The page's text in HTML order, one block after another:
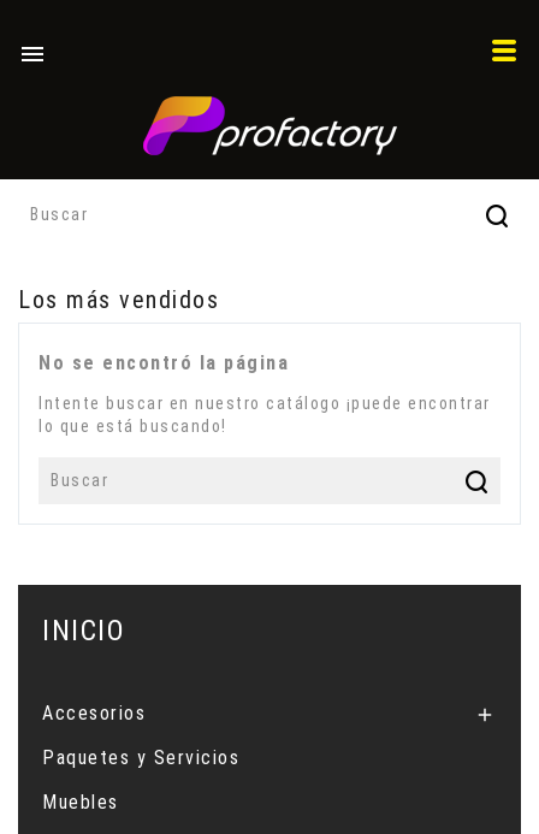

Los más vendidos
No se encontró la página
Intente buscar en nuestro catálogo ¡puede encontrar
lo que está buscando!
INICIO
Accesorios 
Paquetes y Servicios
Muebles